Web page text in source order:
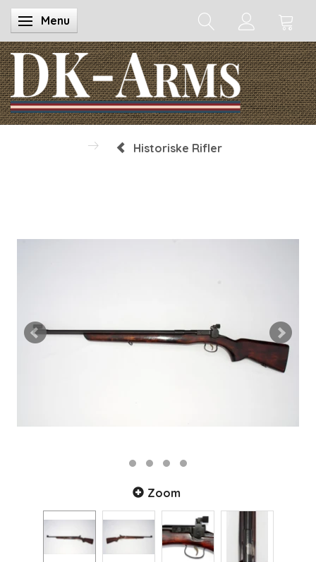
Skifte navigation
Menu
Historiske Rifler
Zoom